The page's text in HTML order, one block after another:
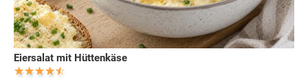
Eiersalat mit Hüttenkäse